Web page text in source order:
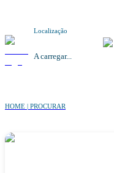
Localização
A carregar...
HOME | PROCURAR